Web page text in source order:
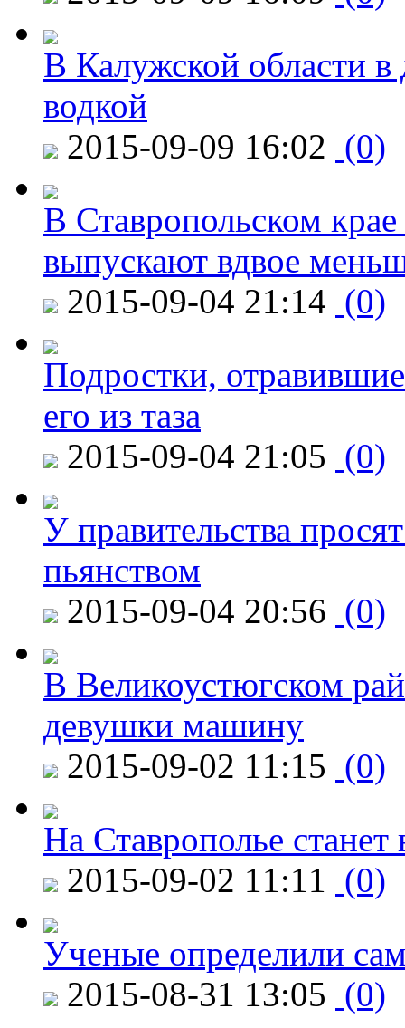
В Калужской области в
водкой
2015-09-09 16:02 (0)
В Ставропольском
выпускают вдвое
2015-09-04 21:14 (0)
Подростки,
его из таза
2015-09-04 21:05 (0)
У правительства
пьянством
2015-09-04 20:56 (0)
В Великоустюгском
девушки машину
2015-09-02 11:15 (0)
На Ставрополье
2015-09-02 11:11 (0)
Ученые определили
2015-08-31 13:05 (0)